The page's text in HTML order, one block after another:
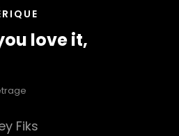
SPOT
POUR
LA
love it,
Fiks